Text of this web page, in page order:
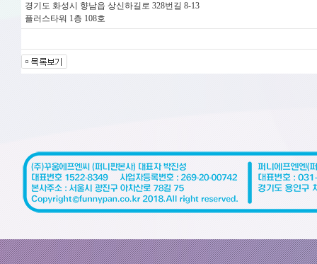
경기도 화성시 향남읍 상신하길로 328번길 8-13
플러스타워 1층 108호